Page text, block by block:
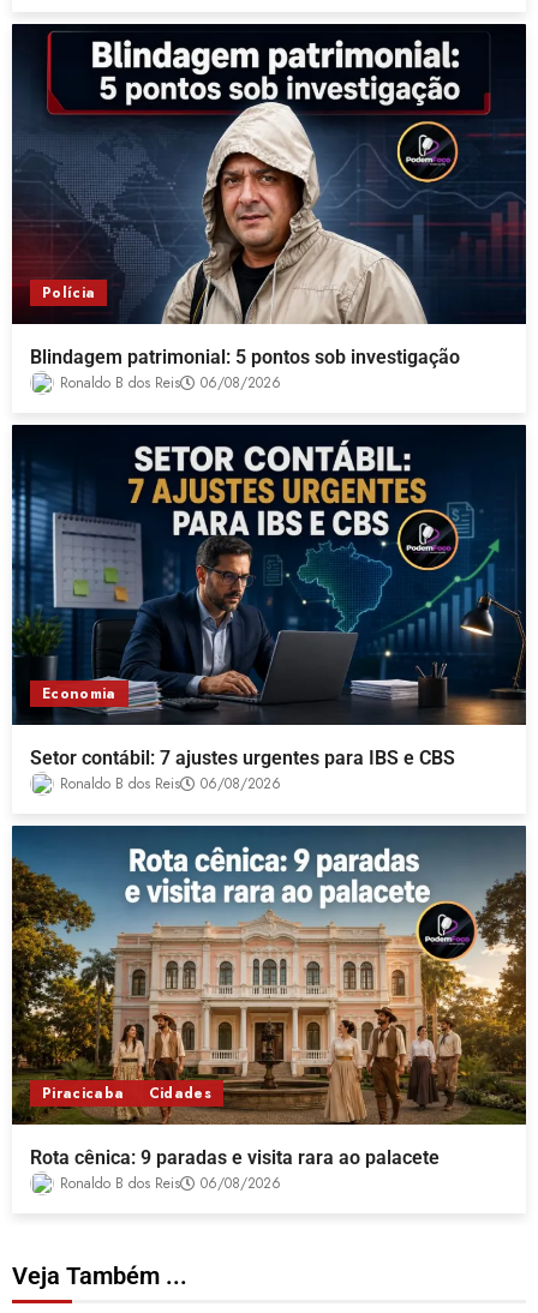
Polícia
Blindagem patrimonial: 5 pontos sob investigação
Ronaldo B dos Reis 06/08/2026
Economia
Setor contábil: 7 ajustes urgentes para IBS e CBS
Ronaldo B dos Reis 06/08/2026
Piracicaba Cidades
Rota cênica: 9 paradas e visita rara ao palacete
Ronaldo B dos Reis 06/08/2026
Veja Também ...